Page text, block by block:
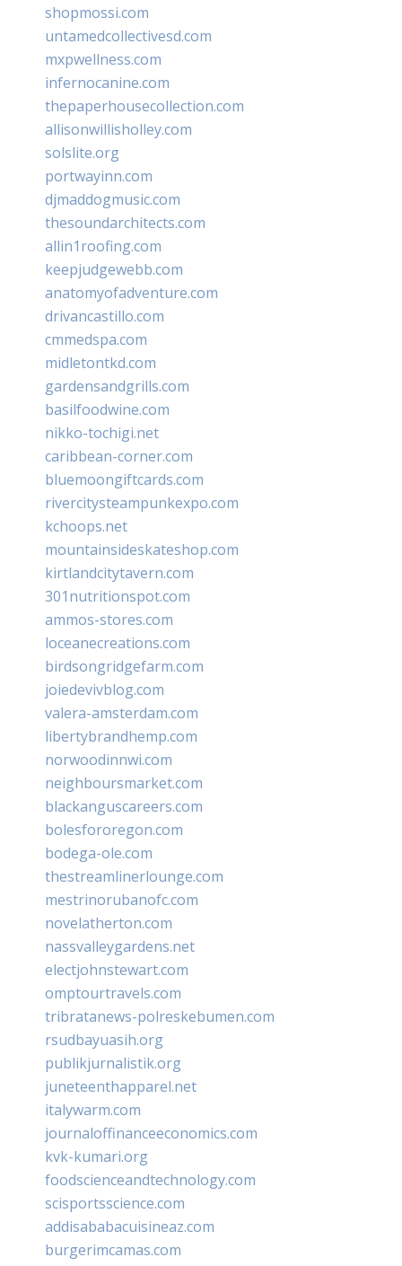
shopmossi.com
untamedcollectivesd.com
mxpwellness.com
infernocanine.com
thepaperhousecollection.com
allisonwillisholley.com
solslite.org
portwayinn.com
djmaddogmusic.com
thesoundarchitects.com
allin1roofing.com
keepjudgewebb.com
anatomyofadventure.com
drivancastillo.com
cmmedspa.com
midletontkd.com
gardensandgrills.com
basilfoodwine.com
nikko-tochigi.net
caribbean-corner.com
bluemoongiftcards.com
rivercitysteampunkexpo.com
kchoops.net
mountainsideskateshop.com
kirtlandcitytavern.com
301nutritionspot.com
ammos-stores.com
loceanecreations.com
birdsongridgefarm.com
joiedevivblog.com
valera-amsterdam.com
libertybrandhemp.com
norwoodinnwi.com
neighboursmarket.com
blackanguscareers.com
bolesfororegon.com
bodega-ole.com
thestreamlinerlounge.com
mestrinorubanofc.com
novelatherton.com
nassvalleygardens.net
electjohnstewart.com
omptourtravels.com
tribratanews-polreskebumen.com
rsudbayuasih.org
publikjurnalistik.org
juneteenthapparel.net
italywarm.com
journaloffinanceeconomics.com
kvk-kumari.org
foodscienceandtechnology.com
scisportsscience.com
addisababacuisineaz.com
burgerimcamas.com